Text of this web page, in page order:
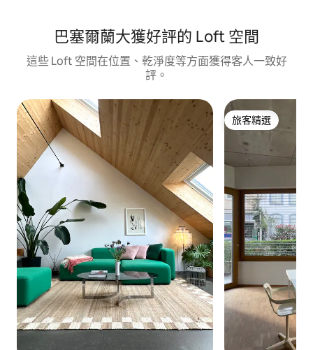
巴塞爾蘭大獲好評的 Loft 空間
這些 Loft 空間在位置、乾淨度等方面獲得客人一致好
評。
旅客精選
旅客精選